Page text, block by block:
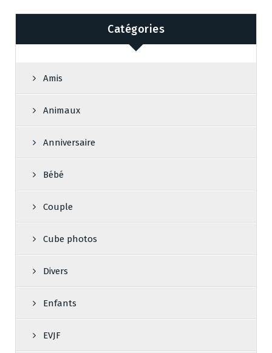
Catégories
Amis
Animaux
Anniversaire
Bébé
Couple
Cube photos
Divers
Enfants
EVJF